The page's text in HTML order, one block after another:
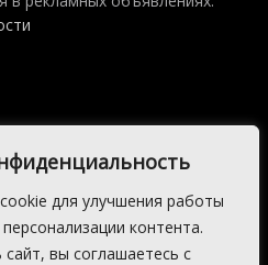
для улучшения работы
контента.
вы соглашаетесь с
Сосновская Нива
Попов, 1988 — 2026.